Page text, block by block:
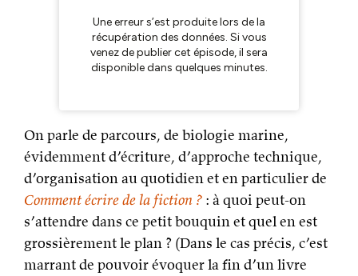
On parle de parcours, de biologie marine,
évidemment d’écriture, d’approche technique,
d’organisation au quotidien et en particulier de
Comment écrire de la fiction ? : à quoi peut-on
s’attendre dans ce petit bouquin et quel en est
grossièrement le plan ? (Dans le cas précis, c’est
marrant de pouvoir évoquer la fin d’un livre